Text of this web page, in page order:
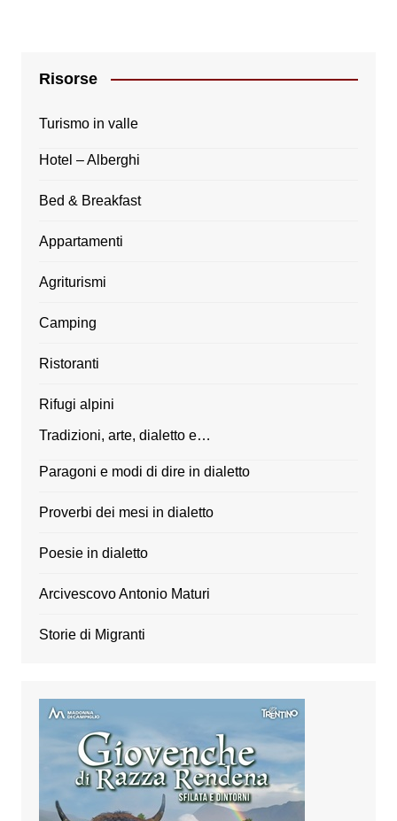
Risorse
Turismo in valle
Hotel – Alberghi
Bed & Breakfast
Appartamenti
Agriturismi
Camping
Ristoranti
Rifugi alpini
Tradizioni, arte, dialetto e…
Paragoni e modi di dire in dialetto
Proverbi dei mesi in dialetto
Poesie in dialetto
Arcivescovo Antonio Maturi
Storie di Migranti